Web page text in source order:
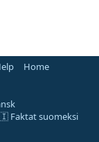
Home
Faktat suomeksi